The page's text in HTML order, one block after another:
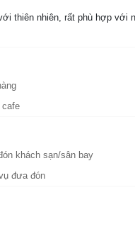
thiên nhiên, rất phù hợp với
cafe
khách sạn/sân bay
đưa đón